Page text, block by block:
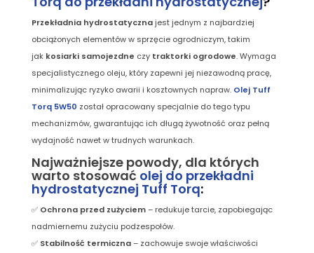
Przekładnia hydrostatyczna jest jednym z najbardziej
obciążonych elementów w sprzęcie ogrodniczym, takim
jak kosiarki samojezdne czy traktorki ogrodowe. Wymaga
specjalistycznego oleju, który zapewni jej niezawodną pracę,
minimalizując ryzyko awarii i kosztownych napraw. Olej Tuff
Torq 5W50 został opracowany specjalnie do tego typu
mechanizmów, gwarantując ich długą żywotność oraz pełną
wydajność nawet w trudnych warunkach.
Najważniejsze powody, dla których
warto stosować olej do przekładni
hydrostatycznej Tuff Torq:
✅ Ochrona przed zużyciem– redukuje tarcie, zapobiegając
nadmiernemu zużyciu podzespołów.
✅ Stabilność termiczna– zachowuje swoje właściwości